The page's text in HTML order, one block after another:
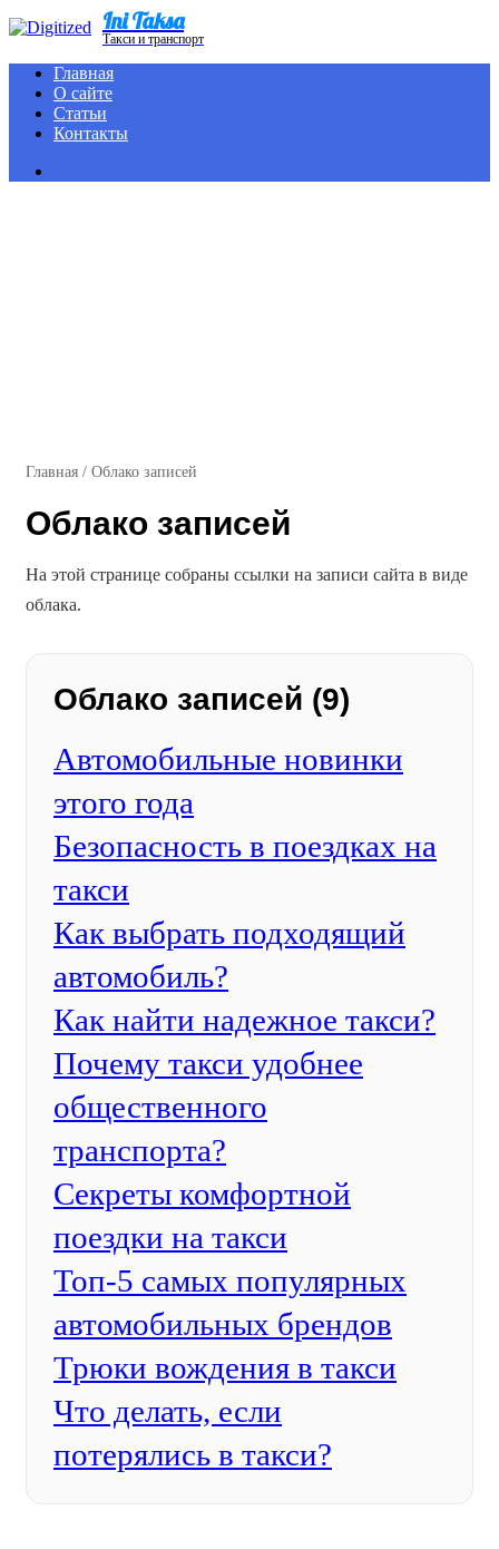
Menu Ini Taksa
Такси и транспорт
Главная
О сайте
Статьи
Контакты
Главная / Облако записей
Облако записей
На этой странице собраны ссылки на записи сайта в виде
облака.
Облако записей (9)
Автомобильные новинки
этого года
Безопасность в поездках на
такси
Как выбрать подходящий
автомобиль?
Как найти надежное такси?
Почему такси удобнее
общественного
транспорта?
Секреты комфортной
поездки на такси
Топ-5 самых популярных
автомобильных брендов
Трюки вождения в такси
Что делать, если
потерялись в такси?